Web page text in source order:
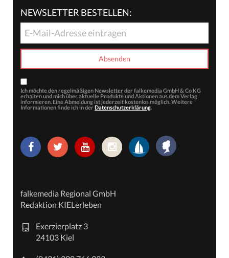
NEWSLETTER BESTELLEN:
Ich möchte den regelmäßigen Newsletter der falkemedia GmbH & Co KG
erhalten und mich über aktuelle Produkte und Aktionen aus dem Verlag
informieren. Eine Abmeldung ist jederzeit kostenlos möglich. Weitere
Informationen finde ich in der Datenschutzerklärung.
falkemedia Regional GmbH
Redaktion KIELerleben
Exerzierplatz 3
24103 Kiel